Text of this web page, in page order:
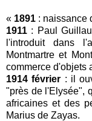
« 1891 : naissance
1911 : Paul
l'introduit dans
Montmartre et
commerce d'objets
1914 février : il
"près de l'Elysée",
africaines et des
Marius de Zayas.